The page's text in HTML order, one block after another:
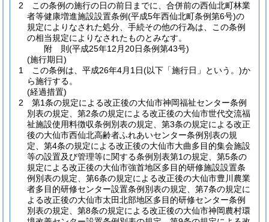
2
この条例の施行の日の前日までに、合併前の西仙北町林業
者等健康増進施設設置条例(平成5年西仙北町条例第6号)の
規定によりなされた処分、手続その他の行為は、この条例
の相当規定によりなされたものとみなす。
附 則(平成25年12月20日条例第43号)
(施行期日)
1
この条例は、平成26年4月1日(以下「施行日」という。)か
ら施行する。
(経過措置)
2
第1条の規定による改正後の大仙市神岡福祉センター条例
別表の規定、第2条の規定による改正後の大仙市世代交流福
祉施設使用料徴収条例別表の規定、第3条の規定による改正
後の大仙市西仙北高齢者ふれあいセンター条例別表の規
定、第4条の規定による改正後の大仙市大曲多目的集会施設
等の設置及び管理等に関する条例別表第1の規定、第5条の
規定による改正後の大仙市強首地区多目的研修施設設置条
例別表の規定、第6条の規定による改正後の大仙市豊川農業
者多目的研修センター設置条例別表の規定、第7条の規定に
よる改正後の大仙市太田北部地区多目的研修センター条例
別表の規定、第8条の規定による改正後の大仙市神岡農村環